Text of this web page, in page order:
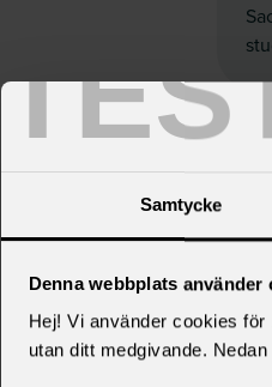
Samtycke
Denna webbplats använder
Hej! Vi använder cookies
utan ditt medgivande.